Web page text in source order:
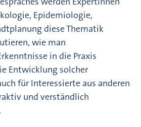
Epidemiologie,
diese Thematik
wie man
in die Praxis
Entwicklung solcher
für Interessierte aus anderen
und verständlich